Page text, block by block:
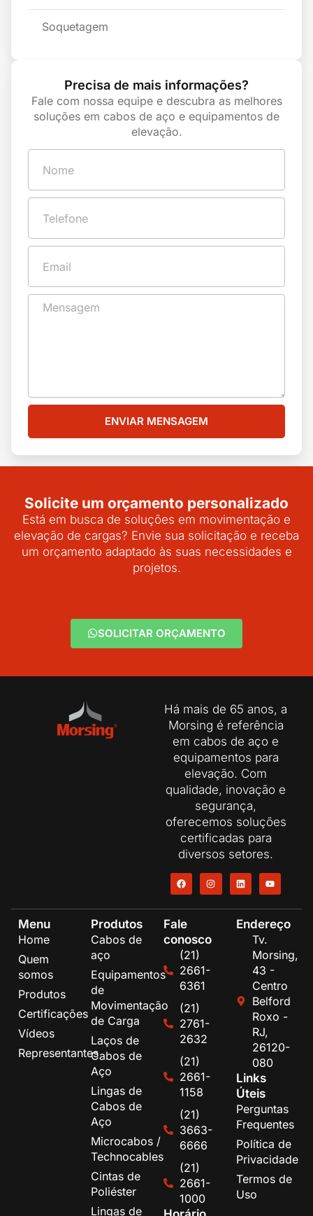
Soquetagem
Precisa de mais informações?
Fale com nossa equipe e descubra as melhores
soluções em cabos de aço e equipamentos de
elevação.
ENVIAR MENSAGEM
Solicite um orçamento personalizado
Está em busca de soluções em movimentação e
elevação de cargas? Envie sua solicitação e receba
um orçamento adaptado às suas necessidades e
projetos.
SOLICITAR ORÇAMENTO
Há mais de 65 anos, a
Morsing é referência
em cabos de aço e
equipamentos para
elevação. Com
qualidade, inovação e
segurança,
oferecemos soluções
certificadas para
diversos setores.
Menu
Home
Quem
somos
Produtos
Certificações
Vídeos
Representantes
Produtos
Cabos de
aço
Equipamentos
de
Movimentação
de Carga
Laços de
Cabos de
Aço
Lingas de
Cabos de
Aço
Microcabos /
Technocables
Cintas de
Poliéster
Lingas de
Fale
conosco
(21)
2661-
6361
(21)
2761-
2632
(21)
2661-
1158
(21)
3663-
6666
(21)
2661-
1000
Endereço
Tv.
Morsing,
43 -
Centro
Belford
Roxo -
RJ,
26120-
080
Links
Úteis
Perguntas
Frequentes
Política de
Privacidade
Termos de
Uso